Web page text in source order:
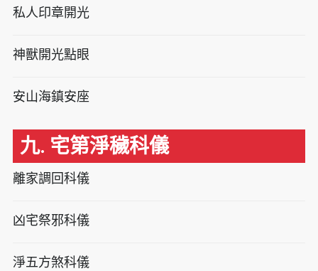
私人印章開光
神獸開光點眼
安山海鎮安座
九. 宅第淨穢科儀
離家調回科儀
凶宅祭邪科儀
淨五方煞科儀